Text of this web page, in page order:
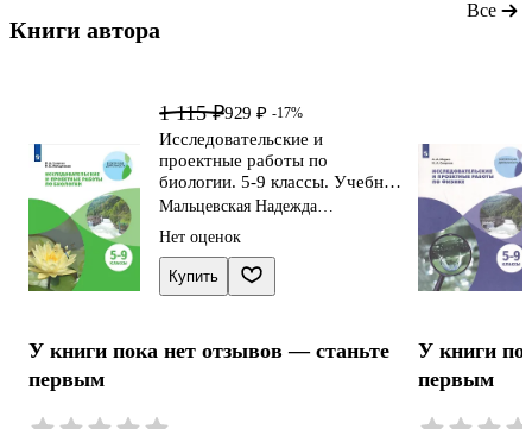
Книги автора
Все
1 115 ₽929 ₽ -17%
Исследовательские и
проектные работы по
биологии. 5-9 классы. Учебное
пособие
Мальцевская Надежда
Нет оценок
Купить
У книги пока нет отзывов — станьте
первым
У книги
первым